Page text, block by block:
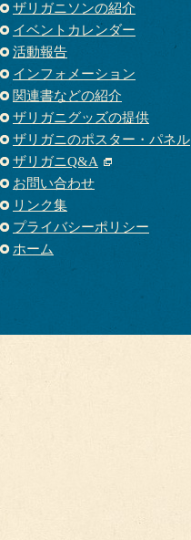
ザリガニソンの紹介
イベントカレンダー
活動報告
インフォメーション
関連書などの紹介
ザリガニグッズの提供
ザリガニのポスター・パネル
ザリガニQ&A
お問い合わせ
リンク集
プライバシーポリシー
ホーム